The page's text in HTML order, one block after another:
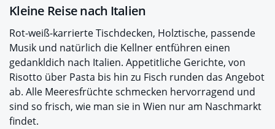
Kleine Reise nach Italien
Rot-weiß-karrierte Tischdecken, Holztische, passende
Musik und natürlich die Kellner entführen einen
gedankldich nach Italien. Appetitliche Gerichte, von
Risotto über Pasta bis hin zu Fisch runden das Angebot
ab. Alle Meeresfrüchte schmecken hervorragend und
sind so frisch, wie man sie in Wien nur am Naschmarkt
findet.